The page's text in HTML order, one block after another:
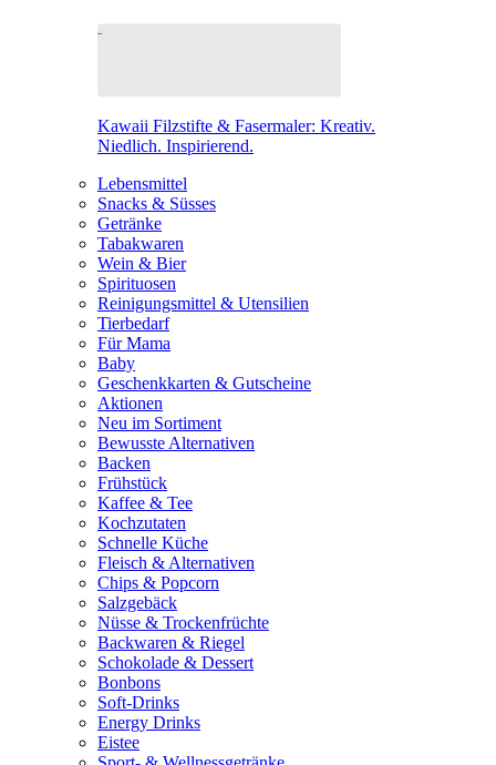
Kawaii Filzstifte & Fasermaler: Kreativ.
Niedlich. Inspirierend.
Lebensmittel
Snacks & Süsses
Getränke
Tabakwaren
Wein & Bier
Spirituosen
Reinigungsmittel & Utensilien
Tierbedarf
Für Mama
Baby
Geschenkkarten & Gutscheine
Aktionen
Neu im Sortiment
Bewusste Alternativen
Backen
Frühstück
Kaffee & Tee
Kochzutaten
Schnelle Küche
Fleisch & Alternativen
Chips & Popcorn
Salzgebäck
Nüsse & Trockenfrüchte
Backwaren & Riegel
Schokolade & Dessert
Bonbons
Soft-Drinks
Energy Drinks
Eistee